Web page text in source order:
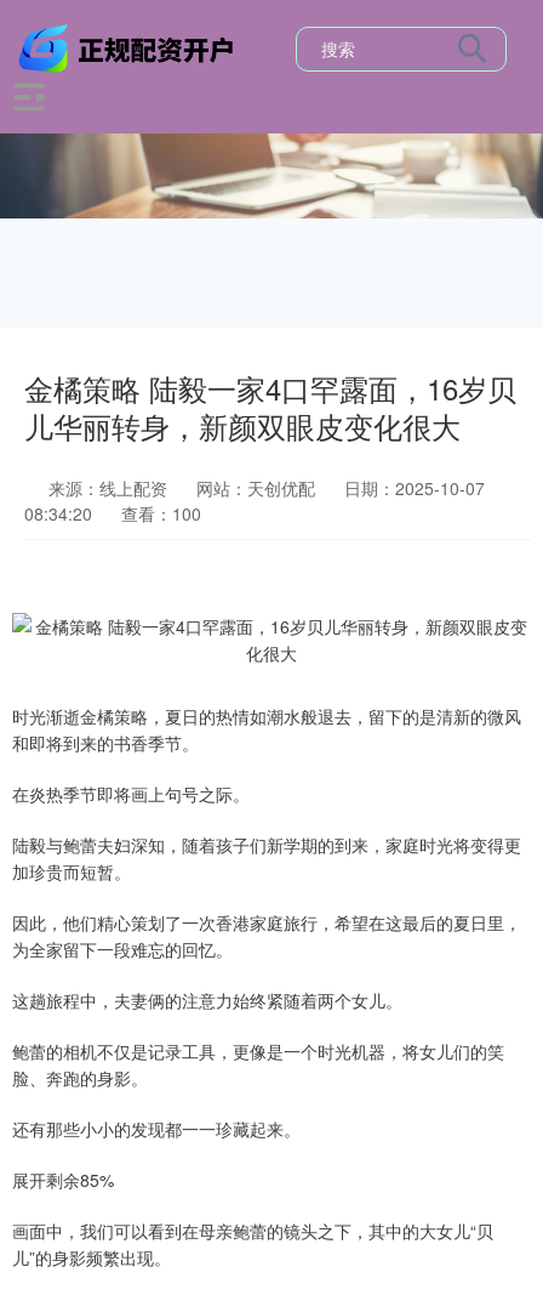
金橘策略 陆毅一家4口罕露面，16岁贝
儿华丽转身，新颜双眼皮变化很大
来源：线上配资 网站：天创优配
日期：2025-10-07
08:34:20
查看：100
时光渐逝金橘策略，夏日的热情如潮水般退去，留下的是清新的微风
和即将到来的书香季节。
在炎热季节即将画上句号之际。
陆毅与鲍蕾夫妇深知，随着孩子们新学期的到来，家庭时光将变得更
加珍贵而短暂。
因此，他们精心策划了一次香港家庭旅行，希望在这最后的夏日里，
为全家留下一段难忘的回忆。
这趟旅程中，夫妻俩的注意力始终紧随着两个女儿。
鲍蕾的相机不仅是记录工具，更像是一个时光机器，将女儿们的笑
脸、奔跑的身影。
还有那些小小的发现都一一珍藏起来。
展开剩余85%
画面中，我们可以看到在母亲鲍蕾的镜头之下，其中的大女儿“贝
儿”的身影频繁出现。